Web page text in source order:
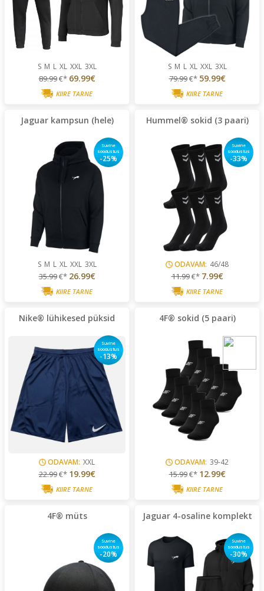
S M L XL XXL 3XL
89.99€* 69.99€
KIIRE TARNE
S M L XL XXL 3XL
79.99€* 59.99€
KIIRE TARNE
Jaguar kampsun (hele)
Suvine
soodustus
-25%
S M L XL XXL 3XL
35.99€* 26.99€
KIIRE TARNE
Hummel® sokid (3 paari)
Suvine
soodustus
-33%
ODAVAM: 46/48
11.99€* 7.99€
KIIRE TARNE
Nike® lühikesed püksid
Suvine
soodustus
-13%
ODAVAM: XXL
22.99€* 19.99€
KIIRE TARNE
4F® sokid (5 paari)
ODAVAM: 39-42
15.99€* 12.99€
KIIRE TARNE
4F® müts
Suvine
soodustus
-20%
Jaguar 4-osaline komplekt
Suvine
soodustus
-30%